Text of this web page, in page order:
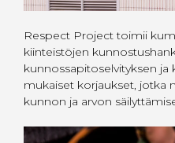
Respect Project toimii
kiinteistöjen
kunnossapitoselvityksen ja
mukaiset korjaukset, jotka
kunnon ja arvon